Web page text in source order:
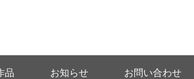
品 お知らせ お問い合わせ